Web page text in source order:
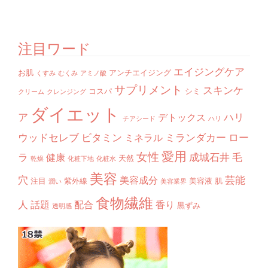
注目ワード
お肌 くすみ むくみ アミノ酸 アンチエイジング エイジングケア
クリーム クレンジング コスパ サプリメント シミ スキンケ
ア ダイエット チアシード デトックス ハリ ハリ
ウッドセレブ ビタミン ミネラル ミランダカー ロー
ラ 乾燥 健康 化粧下地 化粧水 天然 女性愛用 成城石井毛
穴 注目 潤い 紫外線 美容 美容成分 美容業界 美容液 肌 芸能
人 話題 透明感 配合 食物繊維 香り 黒ずみ